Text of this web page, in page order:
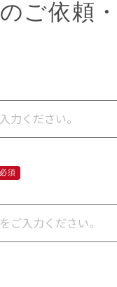
ご依頼
必須